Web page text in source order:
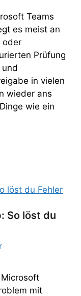
Teams
es meist an
oder
Prüfung
in vielen
wieder ans
wie ein
So löst du
mit